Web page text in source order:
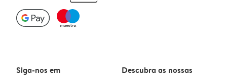
Siga-nos em
Descubra as nossas